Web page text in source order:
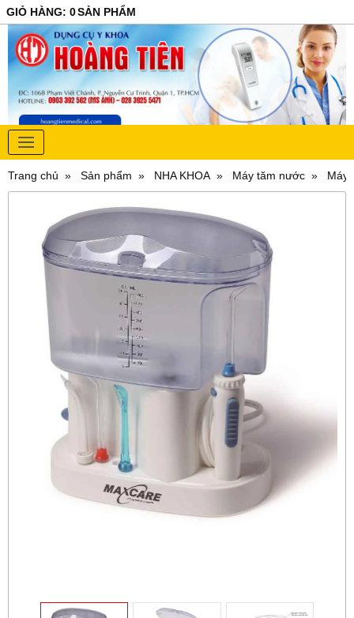
GIỎ HÀNG: 0SẢN PHẨM
Trang chủ Sản phẩm NHA KHOA Máy tăm nước Máy